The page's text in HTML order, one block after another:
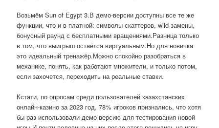
Возьмём Sun of Egypt 3.В демо-версии доступны все те же
функции, что и в платной: символы скаттеров, wild-замены,
бонусный раунд с бесплатными вращениями.Разница только
в том, что выигрыш остаётся виртуальным.Но для новичка
это идеальный тренажёр.Можно спокойно разобраться в
механике, понять, как работают множители, и только потом,
если захочется, переходить на реальные ставки.
Кстати, по опросам среди пользователей казахстанских
онлайн-казино за 2023 год, 78% игроков признались, что хотя
бы раз использовали демо-версию для тестирования новой